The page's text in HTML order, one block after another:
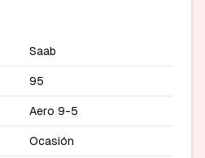
Saab
95
Aero 9-5
Ocasión